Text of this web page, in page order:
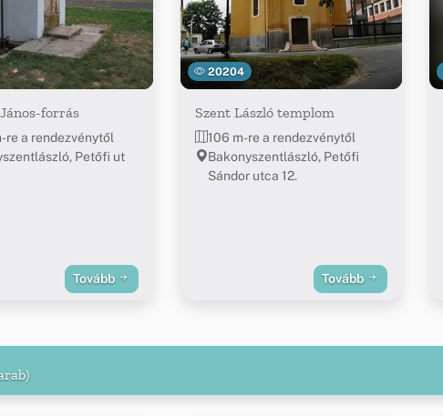
forrás
re a rendezvénytől
Petőfi ut
Tovább
20204
Szent László templom
106 m-re a rendezvénytől
Bakonyszentlászló, Petőfi
Sándor utca 12.
Tovább